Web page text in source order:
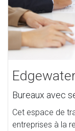
Bureaux avec
Cet espace de
entreprises à la